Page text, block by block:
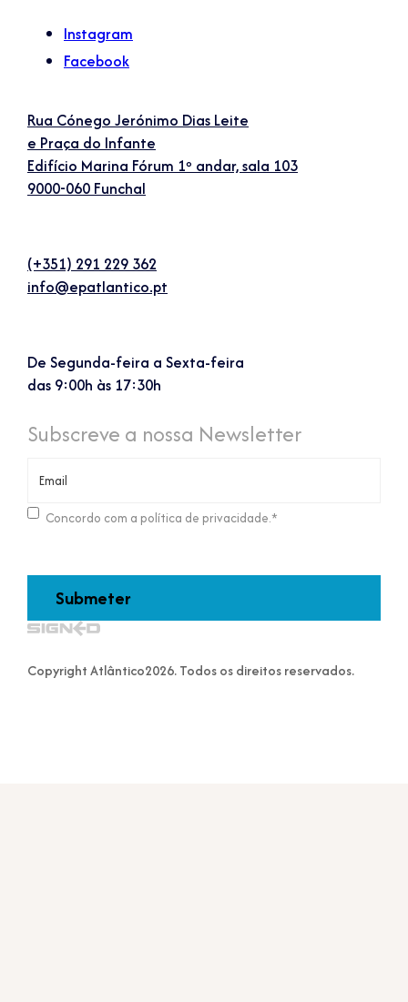
Instagram
Facebook
Rua Cónego Jerónimo Dias Leite
e Praça do Infante
Edifício Marina Fórum 1º andar, sala 103
9000-060 Funchal
(+351) 291 229 362
info@epatlantico.pt
De Segunda-feira a Sexta-feira
das 9:00h às 17:30h
Subscreve a nossa Newsletter
Consentimento*
Concordo com a política de privacidade.*
Copyright Atlântico2026. Todos os direitos reservados.